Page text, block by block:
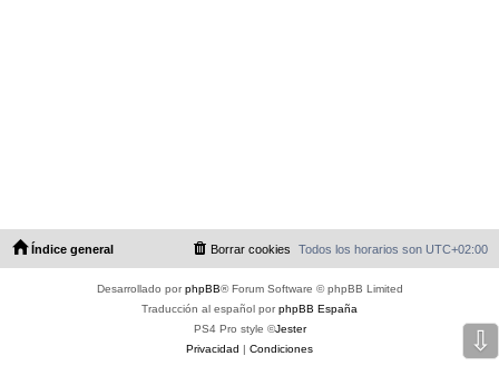
Índice general Todos los horarios son UTC+02:00
Borrar cookies
Desarrollado porphpBB® Forum Software © phpBB Limited
Traducción al español porphpBB España
PS4 Pro style ©Jester
Privacidad
Condiciones ⇩